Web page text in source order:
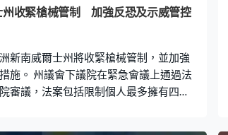
為自身加速核力量現代化，破壞全球戰
藉口。中國堅定恪守不首先使用核武器
。」林
州收緊槍械管制 加強反恐及示威管控
洲新南威爾士州將收緊槍械管制，並加強
施。 州議會下議院在緊急會議上通過法
審議，法案包括限制個人最多擁有四支